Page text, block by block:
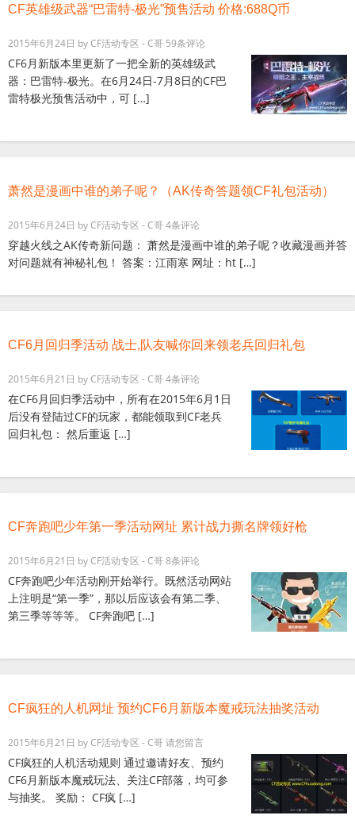
CF英雄级武器“巴雷特-极光”预售活动 价格:688Q币
2015年6月24日 byCF活动专区 - C哥 59条评论
CF6月新版本里更新了一把全新的英雄级武
器：巴雷特-极光。在6月24日-7月8日的CF巴
雷特极光预售活动中，可 […]
萧然是漫画中谁的弟子呢？（AK传奇答题领CF礼包活动）
2015年6月24日 byCF活动专区 - C哥4条评论
穿越火线之AK传奇新问题： 萧然是漫画中谁的弟子呢？收藏漫画并答
对问题就有神秘礼包！ 答案：江雨寒 网址：ht […]
CF6月回归季活动 战士,队友喊你回来领老兵回归礼包
2015年6月21日 byCF活动专区 - C哥4条评论
在CF6月回归季活动中，所有在2015年6月1日
后没有登陆过CF的玩家，都能领取到CF老兵
回归礼包： 然后重返 […]
CF奔跑吧少年第一季活动网址 累计战力撕名牌领好枪
2015年6月21日 byCF活动专区 - C哥8条评论
CF奔跑吧少年活动刚开始举行。既然活动网站
上注明是“第一季”，那以后应该会有第二季、
第三季等等等。 CF奔跑吧 […]
CF疯狂的人机网址 预约CF6月新版本魔戒玩法抽奖活动
2015年6月21日 byCF活动专区 - C哥请您留言
CF疯狂的人机活动规则 通过邀请好友、预约
CF6月新版本魔戒玩法、关注CF部落，均可参
与抽奖。 奖励： CF疯 […]